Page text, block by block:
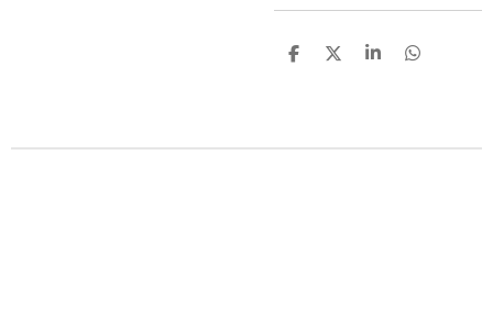
D
D
S
D